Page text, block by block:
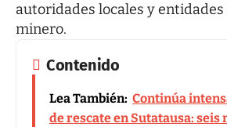
autoridades locales y
minero.
Contenido
Lea También: Continúa
de rescate en Sutatausa: seis